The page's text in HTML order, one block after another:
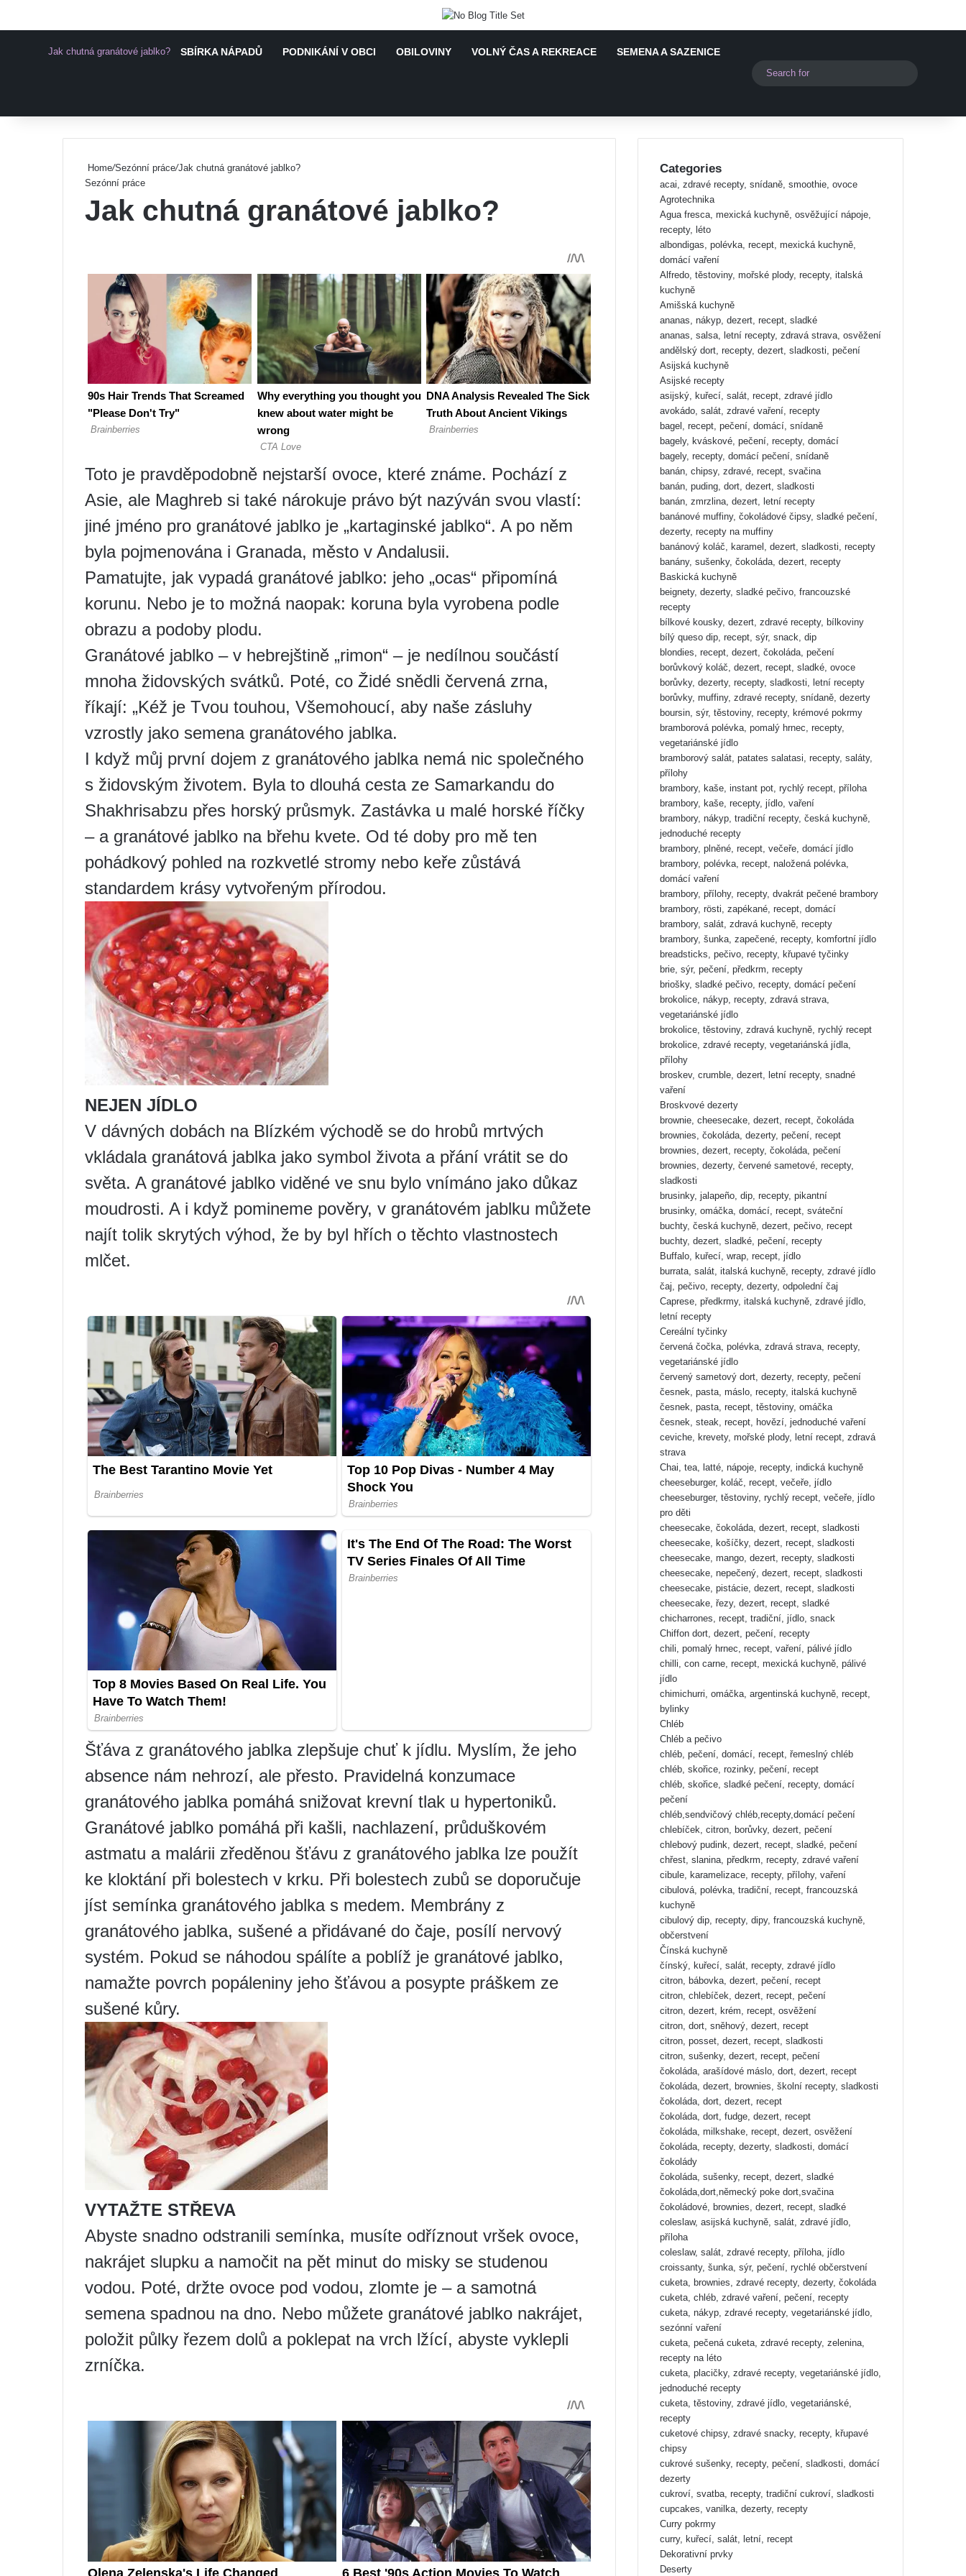
Jak chutná granátové jablko? SBÍRKA NÁPADŮ PODNIKÁNÍ V OBCI OBILOVINY VOLNÝ ČAS A REKREACE SEMENA A SAZENICE
Switch skin
Home/Sezónní práce/Jak chutná granátové jablko?
Sezónní práce
Jak chutná granátové jablko?
Toto je pravděpodobně nejstarší ovoce, které známe. Pochází z
Asie, ale Maghreb si také nárokuje právo být nazýván svou vlastí:
jiné jméno pro granátové jablko je „kartaginské jablko“. A po něm
byla pojmenována i Granada, město v Andalusii.
Pamatujte, jak vypadá granátové jablko: jeho „ocas“ připomíná
korunu. Nebo je to možná naopak: koruna byla vyrobena podle
obrazu a podoby plodu.
Granátové jablko – v hebrejštině „rimon“ – je nedílnou součástí
mnoha židovských svátků. Poté, co Židé snědli červená zrna,
říkají: „Kéž je Tvou touhou, Všemohoucí, aby naše zásluhy
vzrostly jako semena granátového jablka.
I když můj první dojem z granátového jablka nemá nic společného
s židovským životem. Byla to dlouhá cesta ze Samarkandu do
Shakhrisabzu přes horský průsmyk. Zastávka u malé horské říčky
– a granátové jablko na břehu kvete. Od té doby pro mě ten
pohádkový pohled na rozkvetlé stromy nebo keře zůstává
standardem krásy vytvořeným přírodou.
NEJEN JÍDLO
V dávných dobách na Blízkém východě se do hrobů mrtvých
vkládala granátová jablka jako symbol života a přání vrátit se do
světa. A granátové jablko viděné ve snu bylo vnímáno jako důkaz
moudrosti. A i když pomineme pověry, v granátovém jablku můžete
najít tolik skrytých výhod, že by byl hřích o těchto vlastnostech
mlčet.
Šťáva z granátového jablka zlepšuje chuť k jídlu. Myslím, že jeho
absence nám nehrozí, ale přesto. Pravidelná konzumace
granátového jablka pomáhá snižovat krevní tlak u hypertoniků.
Granátové jablko pomáhá při kašli, nachlazení, průduškovém
astmatu a malárii zředěnou šťávu z granátového jablka lze použít
ke kloktání při bolestech v krku. Při bolestech zubů se doporučuje
jíst semínka granátového jablka s medem. Membrány z
granátového jablka, sušené a přidávané do čaje, posílí nervový
systém. Pokud se náhodou spálíte a poblíž je granátové jablko,
namažte povrch popáleniny jeho šťávou a posypte práškem ze
sušené kůry.
VYTAŽTE STŘEVA
Abyste snadno odstranili semínka, musíte odříznout vršek ovoce,
nakrájet slupku a namočit na pět minut do misky se studenou
vodou. Poté, držte ovoce pod vodou, zlomte je – a samotná
semena spadnou na dno. Nebo můžete granátové jablko nakrájet,
položit půlky řezem dolů a poklepat na vrch lžící, abyste vyklepli
zrníčka.
Categories
acai, zdravé recepty, snídaně, smoothie, ovoce
Agrotechnika
Agua fresca, mexická kuchyně, osvěžující nápoje,
recepty, léto
albondigas, polévka, recept, mexická kuchyně,
domácí vaření
Alfredo, těstoviny, mořské plody, recepty, italská
kuchyně
Amišská kuchyně
ananas, nákyp, dezert, recept, sladké
ananas, salsa, letní recepty, zdravá strava, osvěžení
andělský dort, recepty, dezert, sladkosti, pečení
Asijská kuchyně
Asijské recepty
asijský, kuřecí, salát, recept, zdravé jídlo
avokádo, salát, zdravé vaření, recepty
bagel, recept, pečení, domácí, snídaně
bagely, kváskové, pečení, recepty, domácí
bagely, recepty, domácí pečení, snídaně
banán, chipsy, zdravé, recept, svačina
banán, puding, dort, dezert, sladkosti
banán, zmrzlina, dezert, letní recepty
banánové muffiny, čokoládové čipsy, sladké pečení,
dezerty, recepty na muffiny
banánový koláč, karamel, dezert, sladkosti, recepty
banány, sušenky, čokoláda, dezert, recepty
Baskická kuchyně
beignety, dezerty, sladké pečivo, francouzské
recepty
bílkové kousky, dezert, zdravé recepty, bílkoviny
bílý queso dip, recept, sýr, snack, dip
blondies, recept, dezert, čokoláda, pečení
borůvkový koláč, dezert, recept, sladké, ovoce
borůvky, dezerty, recepty, sladkosti, letní recepty
borůvky, muffiny, zdravé recepty, snídaně, dezerty
boursin, sýr, těstoviny, recepty, krémové pokrmy
bramborová polévka, pomalý hrnec, recepty,
vegetariánské jídlo
bramborový salát, patates salatasi, recepty, saláty,
přílohy
brambory, kaše, instant pot, rychlý recept, příloha
brambory, kaše, recepty, jídlo, vaření
brambory, nákyp, tradiční recepty, česká kuchyně,
jednoduché recepty
brambory, plněné, recept, večeře, domácí jídlo
brambory, polévka, recept, naložená polévka,
domácí vaření
brambory, přílohy, recepty, dvakrát pečené brambory
brambory, rösti, zapékané, recept, domácí
brambory, salát, zdravá kuchyně, recepty
brambory, šunka, zapečené, recepty, komfortní jídlo
breadsticks, pečivo, recepty, křupavé tyčinky
brie, sýr, pečení, předkrm, recepty
briošky, sladké pečivo, recepty, domácí pečení
brokolice, nákyp, recepty, zdravá strava,
vegetariánské jídlo
brokolice, těstoviny, zdravá kuchyně, rychlý recept
brokolice, zdravé recepty, vegetariánská jídla,
přílohy
broskev, crumble, dezert, letní recepty, snadné
vaření
Broskvové dezerty
brownie, cheesecake, dezert, recept, čokoláda
brownies, čokoláda, dezerty, pečení, recept
brownies, dezert, recepty, čokoláda, pečení
brownies, dezerty, červené sametové, recepty,
sladkosti
brusinky, jalapeño, dip, recepty, pikantní
brusinky, omáčka, domácí, recept, sváteční
buchty, česká kuchyně, dezert, pečivo, recept
buchty, dezert, sladké, pečení, recepty
Buffalo, kuřecí, wrap, recept, jídlo
burrata, salát, italská kuchyně, recepty, zdravé jídlo
čaj, pečivo, recepty, dezerty, odpolední čaj
Caprese, předkrmy, italská kuchyně, zdravé jídlo,
letní recepty
Cereální tyčinky
červená čočka, polévka, zdravá strava, recepty,
vegetariánské jídlo
červený sametový dort, dezerty, recepty, pečení
česnek, pasta, máslo, recepty, italská kuchyně
česnek, pasta, recept, těstoviny, omáčka
česnek, steak, recept, hovězí, jednoduché vaření
ceviche, krevety, mořské plody, letní recept, zdravá
strava
Chai, tea, latté, nápoje, recepty, indická kuchyně
cheeseburger, koláč, recept, večeře, jídlo
cheeseburger, těstoviny, rychlý recept, večeře, jídlo
pro děti
cheesecake, čokoláda, dezert, recept, sladkosti
cheesecake, košíčky, dezert, recept, sladkosti
cheesecake, mango, dezert, recepty, sladkosti
cheesecake, nepečený, dezert, recept, sladkosti
cheesecake, pistácie, dezert, recept, sladkosti
cheesecake, řezy, dezert, recept, sladké
chicharrones, recept, tradiční, jídlo, snack
Chiffon dort, dezert, pečení, recepty
chili, pomalý hrnec, recept, vaření, pálivé jídlo
chilli, con carne, recept, mexická kuchyně, pálivé
jídlo
chimichurri, omáčka, argentinská kuchyně, recept,
bylinky
Chléb
Chléb a pečivo
chléb, pečení, domácí, recept, řemeslný chléb
chléb, skořice, rozinky, pečení, recept
chléb, skořice, sladké pečení, recepty, domácí
pečení
chléb,sendvičový chléb,recepty,domácí pečení
chlebíček, citron, borůvky, dezert, pečení
chlebový pudink, dezert, recept, sladké, pečení
chřest, slanina, předkrm, recepty, zdravé vaření
cibule, karamelizace, recepty, přílohy, vaření
cibulová, polévka, tradiční, recept, francouzská
kuchyně
cibulový dip, recepty, dipy, francouzská kuchyně,
občerstvení
Čínská kuchyně
čínský, kuřecí, salát, recepty, zdravé jídlo
citron, bábovka, dezert, pečení, recept
citron, chlebíček, dezert, recept, pečení
citron, dezert, krém, recept, osvěžení
citron, dort, sněhový, dezert, recept
citron, posset, dezert, recept, sladkosti
citron, sušenky, dezert, recept, pečení
čokoláda, arašídové máslo, dort, dezert, recept
čokoláda, dezert, brownies, školní recepty, sladkosti
čokoláda, dort, dezert, recept
čokoláda, dort, fudge, dezert, recept
čokoláda, milkshake, recept, dezert, osvěžení
čokoláda, recepty, dezerty, sladkosti, domácí
čokolády
čokoláda, sušenky, recept, dezert, sladké
čokoláda,dort,německý poke dort,svačina
čokoládové, brownies, dezert, recept, sladké
coleslaw, asijská kuchyně, salát, zdravé jídlo,
příloha
coleslaw, salát, zdravé recepty, příloha, jídlo
croissanty, šunka, sýr, pečení, rychlé občerstvení
cuketa, brownies, zdravé recepty, dezerty, čokoláda
cuketa, chléb, zdravé vaření, pečení, recepty
cuketa, nákyp, zdravé recepty, vegetariánské jídlo,
sezónní vaření
cuketa, pečená cuketa, zdravé recepty, zelenina,
recepty na léto
cuketa, placičky, zdravé recepty, vegetariánské jídlo,
jednoduché recepty
cuketa, těstoviny, zdravé jídlo, vegetariánské,
recepty
cuketové chipsy, zdravé snacky, recepty, křupavé
chipsy
cukrové sušenky, recepty, pečení, sladkosti, domácí
dezerty
cukroví, svatba, recepty, tradiční cukroví, sladkosti
cupcakes, vanilka, dezerty, recepty
Curry pokrmy
curry, kuřecí, salát, letní, recept
Dekorativní prvky
Deserty